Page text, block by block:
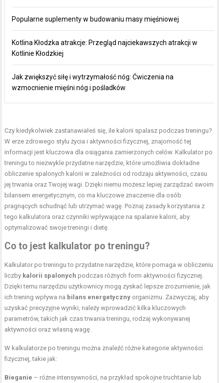
Popularne suplementy w budowaniu masy mięśniowej
Kotlina Kłodzka atrakcje: Przegląd najciekawszych atrakcji w
Kotlinie Kłodzkiej
Jak zwiększyć siłę i wytrzymałość nóg: Ćwiczenia na
wzmocnienie mięśni nóg i pośladków
Czy kiedykolwiek zastanawiałeś się, ile kalorii spalasz podczas treningu?
W erze zdrowego stylu życia i aktywności fizycznej, znajomość tej
informacji jest kluczowa dla osiągania zamierzonych celów. Kalkulator po
treningu to niezwykle przydatne narzędzie, które umożliwia dokładne
obliczenie spalonych kalorii w zależności od rodzaju aktywności, czasu
jej trwania oraz Twojej wagi. Dzięki niemu możesz lepiej zarządzać swoim
bilansem energetycznym, co ma kluczowe znaczenie dla osób
pragnących schudnąć lub utrzymać wagę. Poznaj zasady korzystania z
tego kalkulatora oraz czynniki wpływające na spalanie kalorii, aby
optymalizować swoje treningi i dietę.
Co to jest kalkulator po treningu?
Kalkulator po treningu to przydatne narzędzie, które pomaga w obliczeniu
liczby kalorii spalonych podczas różnych form aktywności fizycznej.
Dzięki temu narzędziu użytkownicy mogą zyskać lepsze zrozumienie, jak
ich trening wpływa na bilans energetyczny organizmu. Zazwyczaj, aby
uzyskać precyzyjne wyniki, należy wprowadzić kilka kluczowych
parametrów, takich jak czas trwania treningu, rodzaj wykonywanej
aktywności oraz własną wagę.
W kalkulatorze po treningu można znaleźć różne kategorie aktywności
fizycznej, takie jak:
Bieganie – różne intensywności, na przykład spokojne truchtanie lub